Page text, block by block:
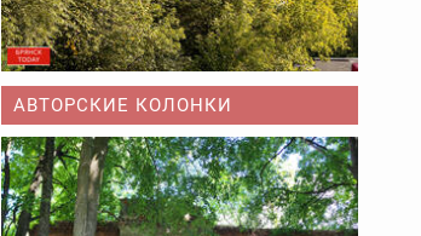
АВТОРСКИЕ КОЛОНКИ